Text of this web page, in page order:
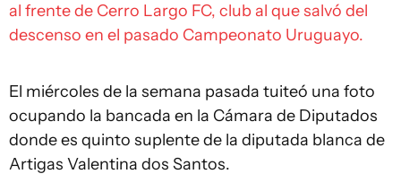
al frente de Cerro Largo FC, club al que salvó del
descenso en el pasado Campeonato Uruguayo.
El miércoles de la semana pasada tuiteó una foto
ocupando la bancada en la Cámara de Diputados
donde es quinto suplente de la diputada blanca de
Artigas Valentina dos Santos.